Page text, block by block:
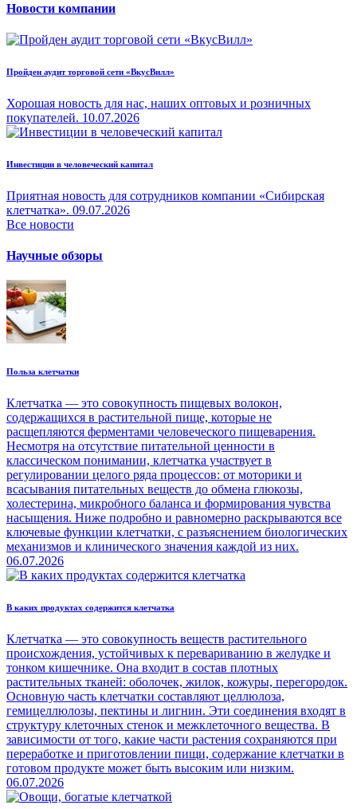
Новости компании
Пройден аудит торговой сети «ВкусВилл»
Хорошая новость для нас, наших оптовых и розничных
покупателей. 10.07.2026
Инвестиции в человеческий капитал
Приятная новость для сотрудников компании «Сибирская
клетчатка». 09.07.2026
Все новости
Научные обзоры
Польза клетчатки
Клетчатка — это совокупность пищевых волокон,
содержащихся в растительной пище, которые не
расщепляются ферментами человеческого пищеварения.
Несмотря на отсутствие питательной ценности в
классическом понимании, клетчатка участвует в
регулировании целого ряда процессов: от моторики и
всасывания питательных веществ до обмена глюкозы,
холестерина, микробного баланса и формирования чувства
насыщения. Ниже подробно и равномерно раскрываются все
ключевые функции клетчатки, с разъяснением биологических
механизмов и клинического значения каждой из них.
06.07.2026
В каких продуктах содержится клетчатка
Клетчатка — это совокупность веществ растительного
происхождения, устойчивых к перевариванию в желудке и
тонком кишечнике. Она входит в состав плотных
растительных тканей: оболочек, жилок, кожуры, перегородок.
Основную часть клетчатки составляют целлюлоза,
гемицеллюлозы, пектины и лигнин. Эти соединения входят в
структуру клеточных стенок и межклеточного вещества. В
зависимости от того, какие части растения сохраняются при
переработке и приготовлении пищи, содержание клетчатки в
готовом продукте может быть высоким или низким.
06.07.2026